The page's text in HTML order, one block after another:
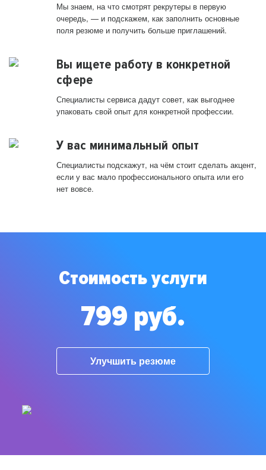
Мы знаем, на что смотрят рекрутеры в первую
очередь, — и подскажем, как заполнить основные
поля резюме и получить больше приглашений.
Вы ищете работу в конкретной
сфере
Специалисты сервиса дадут совет, как выгоднее
упаковать свой опыт для конкретной профессии.
У вас минимальный опыт
Специалисты подскажут, на чём стоит сделать акцент,
если у вас мало профессионального опыта или его
нет вовсе.
Стоимость услуги
799 руб.
Улучшить резюме